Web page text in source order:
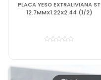
PLACA YESO EXTRALIVIANA ST
12.7MMX1.22X2.44 (1/2)